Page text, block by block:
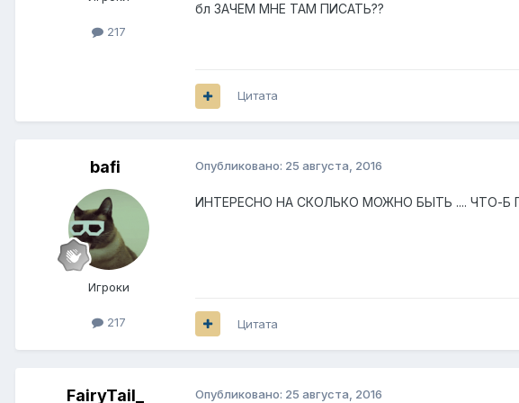
217
бл ЗАЧЕМ МНЕ ТАМ ПИСАТЬ??
Цитата
bafi
Игроки
217
Опубликовано: 25 августа, 2016
ИНТЕРЕСНО НА СКОЛЬКО МОЖНО БЫТЬ .... ЧТО-
Цитата
FairyTail_ Опубликовано: 25 августа, 2016